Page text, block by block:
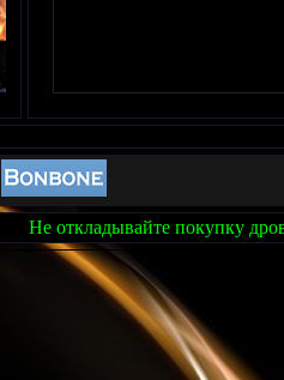
Не откладывайте покупку